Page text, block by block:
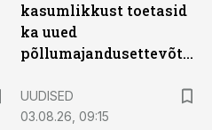
kasumlikkust toetasid
ka uued
põllumajandusettevõtted
UUDISED
03.08.26, 09:15